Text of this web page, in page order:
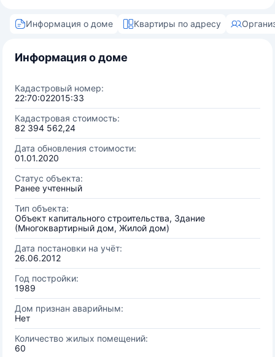
Информация о доме Квартиры по адресу
Информация о доме
Кадастровый номер:
22:70:022015:33
Кадастровая стоимость:
82 394 562,24
Дата обновления стоимости:
01.01.2020
Статус объекта:
Ранее учтенный
Тип объекта:
Объект капитального строительства, Здание
(Многоквартирный дом, Жилой дом)
Дата постановки на учёт:
26.06.2012
Год постройки:
1989
Дом признан аварийным:
Нет
Количество жилых помещений:
60